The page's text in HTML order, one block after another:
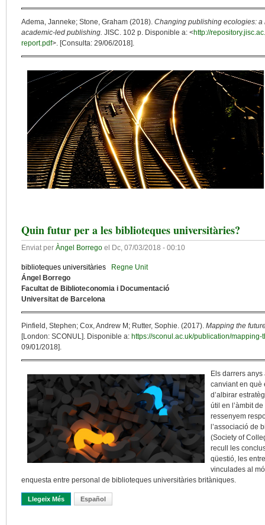
Adema, Janneke; Stone, Graham (2018). Changing publishing ecologies:
academic-led publishing. JISC. 102 p. Disponible a: <http://
report.pdf>. [Consulta: 29/06/2018].
Quin futur per a les biblioteques universitàries?
Enviat per Àngel Borrego el Dc, 07/03/2018 - 00:10
biblioteques universitàries
Regne Unit
Ángel Borrego
Facultat de Biblioteconomia i Documentació
Universitat de Barcelona
Pinfield, Stephen; Cox, Andrew M; Rutter, Sophie. (2017). Mapping the
[London: SCONUL]. Disponible a: https://sconul.ac.uk/publication/
09/01/2018].
Els darrers
canviant en què
d’albirar
útil en l’àmbit
ressenyem
l’associació de
(Society of
recull les
qüestió, les
vinculades al
enquesta entre personal de biblioteques universitàries britàniques.
Llegeix Més Sobre Quin Futur Per A Les Biblioteques Universitàries?
Español